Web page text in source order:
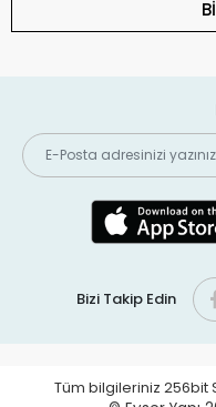
Bizi Takip Edin
Tüm bilgileriniz 256bit